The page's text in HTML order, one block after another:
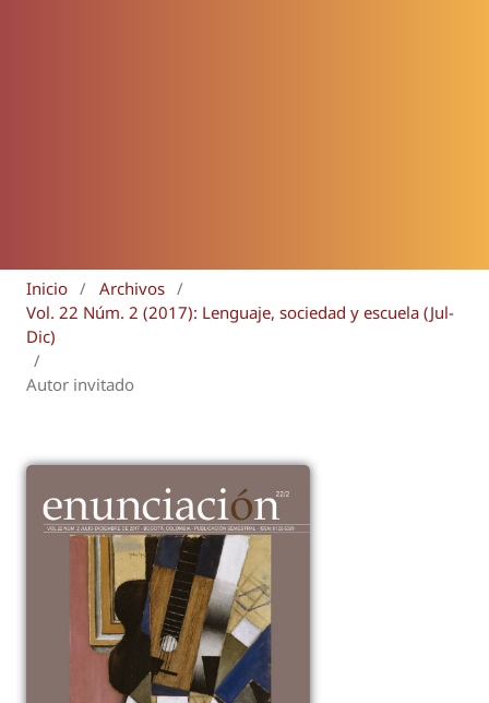
Inicio / Archivos /
Vol. 22 Núm. 2 (2017): Lenguaje, sociedad y escuela (Jul-
Dic)
/
Autor invitado